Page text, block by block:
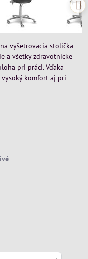
vyšetrovacia stolička
a všetky zdravotnícke
pri práci. Vďaka
komfort aj pri